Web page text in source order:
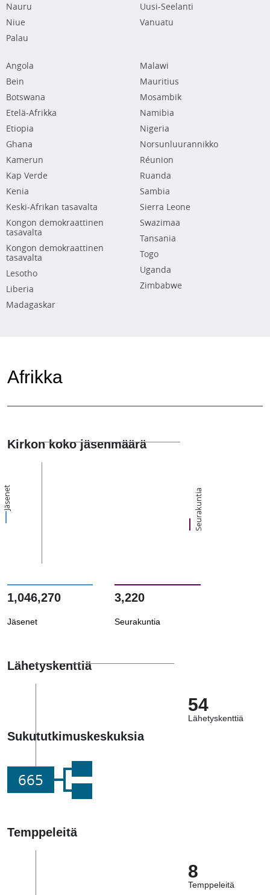
Nauru
Niue
Palau
Uusi-Seelanti
Vanuatu
Angola
Bein
Botswana
Etelä-Afrikka
Etiopia
Ghana
Kamerun
Kap Verde
Kenia
Keski-Afrikan tasavalta
Kongon demokraattinen
tasavalta
Kongon demokraattinen
tasavalta
Lesotho
Liberia
Madagaskar
Malawi
Mauritius
Mosambik
Namibia
Nigeria
Norsunluurannikko
Réunion
Ruanda
Sambia
Sierra Leone
Swazimaa
Tansania
Togo
Uganda
Zimbabwe
Afrikka
Kirkon koko jäsenmäärä
Jäsenet Seurakuntia
1,046,270
Jäsenet
3,220
Seurakuntia
Lähetyskenttiä
54
Lähetyskenttiä
Sukututkimuskeskuksia
665
Temppeleitä
8
Temppeleitä